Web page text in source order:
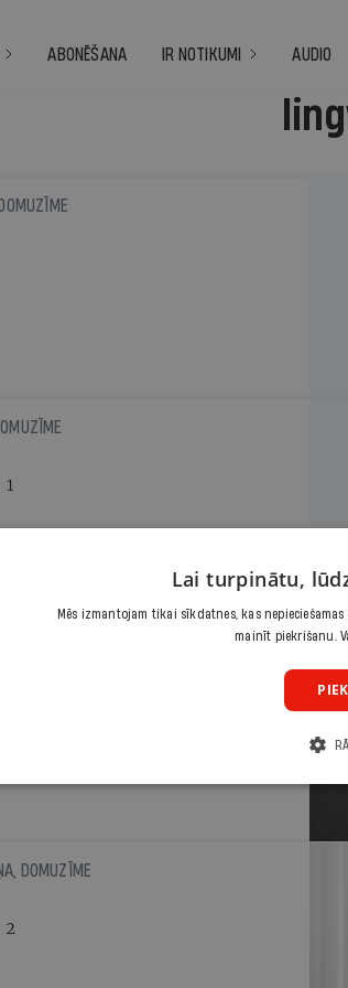
ABONĒŠANA IR NOTIKUMI AUDIO
DOMUZĪME
2
Lai turpinātu,
Mēs izmantojam tikai sīkdatnes, kas
mainīt piekrišanu.